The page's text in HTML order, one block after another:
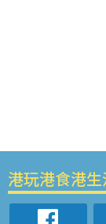
港玩港食港